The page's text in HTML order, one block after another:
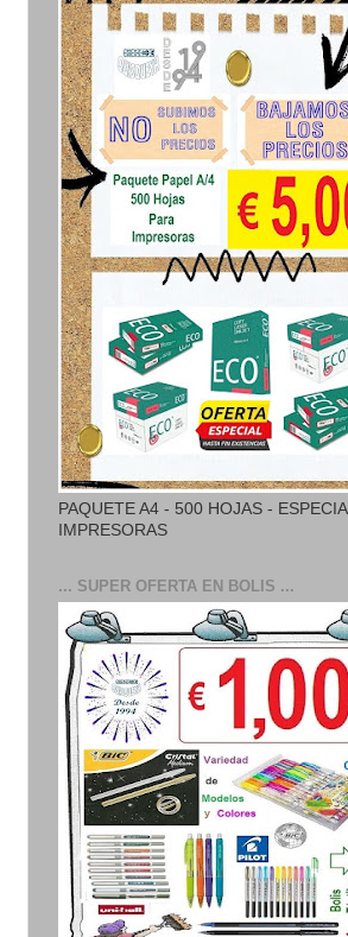
PAQUETE A4 - 500 HOJAS -
IMPRESORAS
... SUPER OFERTA EN BOLIS ...